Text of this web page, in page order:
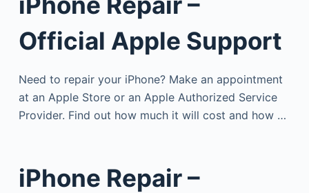
Official Apple Support
Need to repair your iPhone? Make an appointment
at an Apple Store or an Apple Authorized Service
Provider. Find out how much it will cost and how …
iPhone Repair –